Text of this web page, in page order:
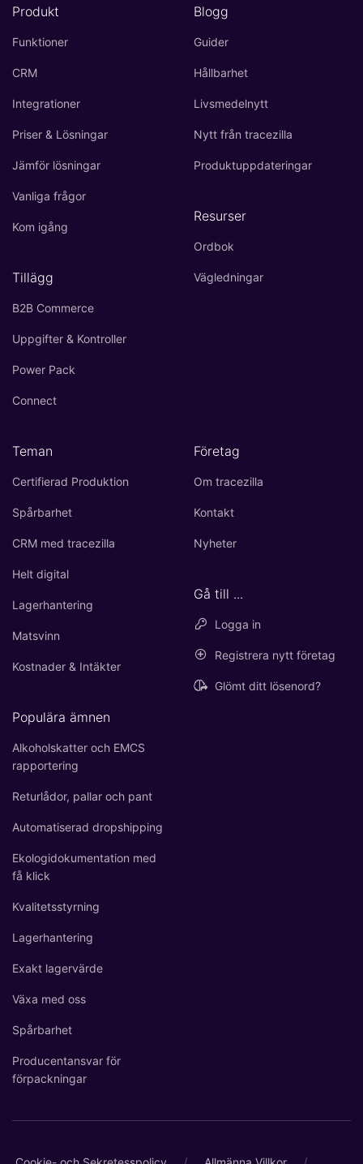
Produkt
Funktioner
CRM
Integrationer
Priser & Lösningar
Jämför lösningar
Vanliga frågor
Kom igång
Tillägg
B2B Commerce
Uppgifter & Kontroller
Power Pack
Connect
Blogg
Guider
Hållbarhet
Livsmedelnytt
Nytt från tracezilla
Produktuppdateringar
Resurser
Ordbok
Vägledningar
Teman
Certifierad Produktion
Spårbarhet
CRM med tracezilla
Helt digital
Lagerhantering
Matsvinn
Kostnader & Intäkter
Populära ämnen
Alkoholskatter och EMCS
rapportering
Returlådor, pallar och pant
Automatiserad dropshipping
Ekologidokumentation med
få klick
Kvalitetsstyrning
Lagerhantering
Exakt lagervärde
Växa med oss
Spårbarhet
Producentansvar för
förpackningar
Företag
Om tracezilla
Kontakt
Nyheter
Gå till ...
Logga in
Registrera nytt företag
Glömt ditt lösenord?